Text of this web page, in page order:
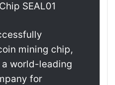
SEAL01
mining chip,
a world-leading
for